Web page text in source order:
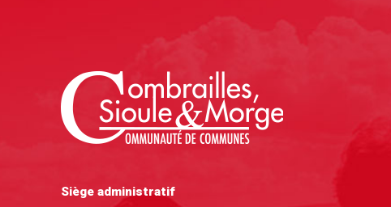
Siège administratif